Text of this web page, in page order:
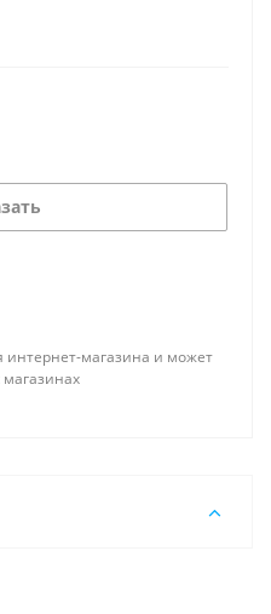
интернет-магазина и может